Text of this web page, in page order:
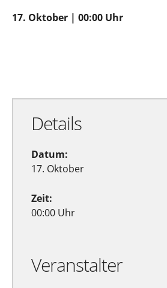
17. Oktober | 00:00 Uhr
Details
Datum:
17. Oktober
Zeit:
00:00 Uhr
Veranstalter